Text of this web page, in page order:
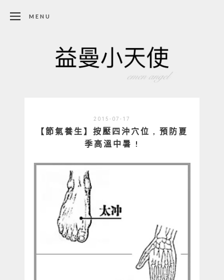
MENU
2015-07-17
【節氣養生】按壓四沖穴位 , 預防夏
季高溫中暑 !